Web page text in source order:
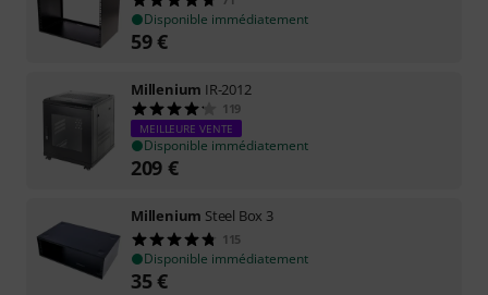
Disponible immédiatement
59€
Millenium IR-2012
119
MEILLEURE VENTE
Disponible immédiatement
209 €
Millenium Steel Box 3
115
Disponible immédiatement
35€